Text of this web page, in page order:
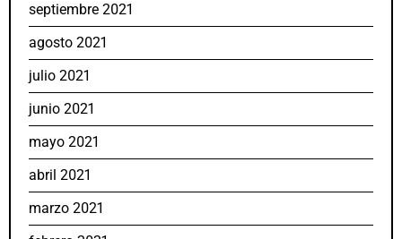
septiembre 2021
agosto 2021
julio 2021
junio 2021
mayo 2021
abril 2021
marzo 2021